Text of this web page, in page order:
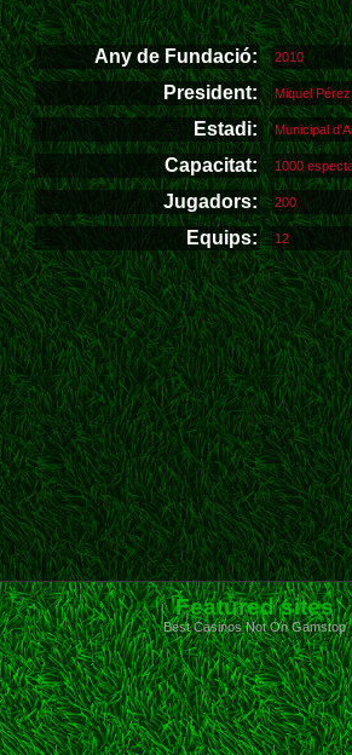
Any de Fundació: 2010
President: Miquel
Estadi: Municipal
Capacitat: 1000
Jugadors: 200
Equips: 12
Featured sites
Best Casinos Not On Gamstop